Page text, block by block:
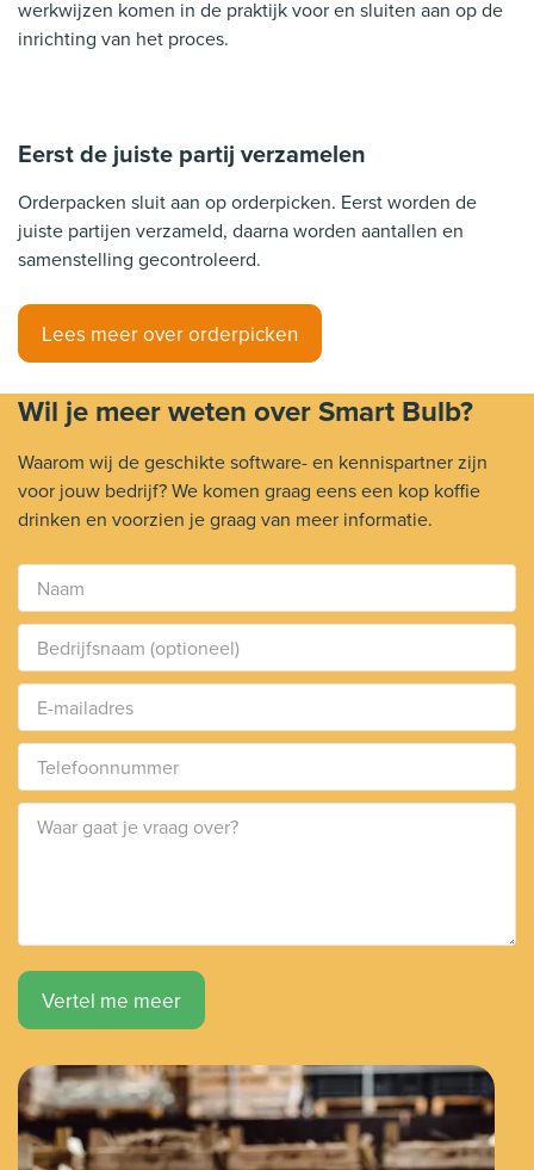
werkwijzen komen in de praktijk voor en sluiten aan op de
inrichting van het proces.
Eerst de juiste partij verzamelen
Orderpacken sluit aan op orderpicken. Eerst worden de
juiste partijen verzameld, daarna worden aantallen en
samenstelling gecontroleerd.
Lees meer over orderpicken
Wil je meer weten over Smart Bulb?
Waarom wij de geschikte software- en kennispartner zijn
voor jouw bedrijf? We komen graag eens een kop koffie
drinken en voorzien je graag van meer informatie.
Vertel me meer